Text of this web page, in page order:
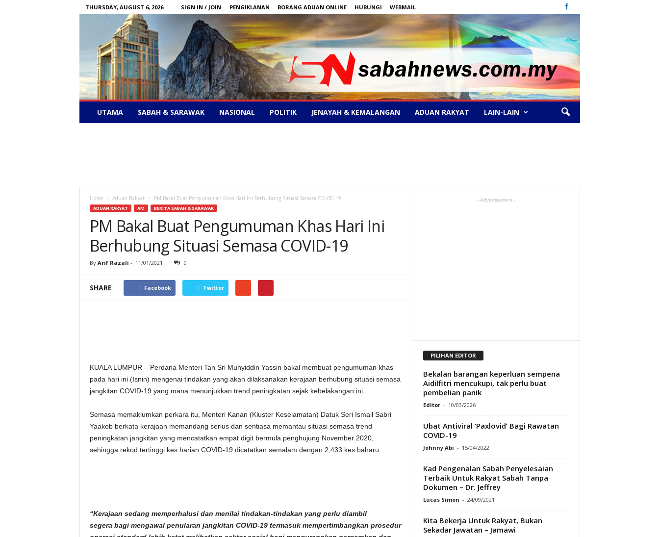
THURSDAY, AUGUST 6, 2026 SIGN IN / JOIN PENGIKLANAN BORANG ADUAN ONLINE HUBUNGI WEBMAIL
–
UTAMA SABAH & SARAWAK NASIONAL POLITIK JENAYAH & KEMALANGAN ADUAN RAKYAT LAIN-LAIN
Home Aduan Rakyat PM Bakal Buat Pengumuman Khas Hari Ini Berhubung Situasi Semasa COVID-19
ADUAN RAKYAT AM BERITA SABAH & SARAWAK
PM Bakal Buat Pengumuman Khas Hari Ini
Berhubung Situasi Semasa COVID-19
By Arif Razali - 11/01/2021 0
SHARE Facebook Twitter
KUALA LUMPUR – Perdana Menteri Tan Sri Muhyiddin Yassin bakal membuat pengumuman khas
pada hari ini (Isnin) mengenai tindakan yang akan dilaksanakan kerajaan berhubung situasi semasa
jangkitan COVID-19 yang mana menunjukkan trend peningkatan sejak kebelakangan ini.
Semasa memaklumkan perkara itu, Menteri Kanan (Kluster Keselamatan) Datuk Seri Ismail Sabri
Yaakob berkata kerajaan memandang serius dan sentiasa memantau situasi semasa trend
peningkatan jangkitan yang mencatatkan empat digit bermula penghujung November 2020,
sehingga rekod tertinggi kes harian COVID-19 dicatatkan semalam dengan 2,433 kes baharu.
“Kerajaan sedang memperhalusi dan menilai tindakan-tindakan yang perlu diambil
segera bagi mengawal penularan jangkitan COVID-19 termasuk mempertimbangkan prosedur
- Advertisement -
PILIHAN EDITOR
Bekalan barangan keperluan sempena
Aidilfitri mencukupi, tak perlu buat
pembelian panik
Editor - 10/03/2026
Ubat Antiviral ‘Paxlovid’ Bagi Rawatan
COVID-19
Johnny Abi - 15/04/2022
Kad Pengenalan Sabah Penyelesaian
Terbaik Untuk Rakyat Sabah Tanpa
Dokumen – Dr. Jeffrey
Lucas Simon - 24/09/2021
Kita Bekerja Untuk Rakyat, Bukan
Sekadar Jawatan – Jamawi